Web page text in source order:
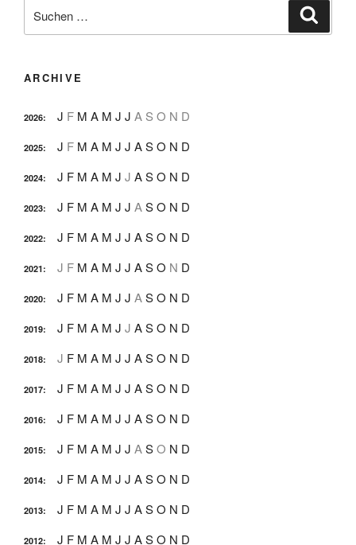
nach:
ARCHIVE
2026: J F M A M J J A S O N D
2025: J F M A M J J ASO N D
2024: J F M A M J J ASO N D
2023: J F M A M J J ASO N D
2022: J F M A M J J ASO N D
2021: J F M A M J J ASO N D
2020: J F M A M J J ASO N D
2019: J F M A M J J ASO N D
2018: J F M A M J J ASO N D
2017: J F M A M J J ASO N D
2016: J F M A M J J ASO N D
2015: J F M A M J J ASO N D
2014: J F M A M J J ASO N D
2013: J F M A M J J ASO N D
2012: J F M A M J J ASO N D